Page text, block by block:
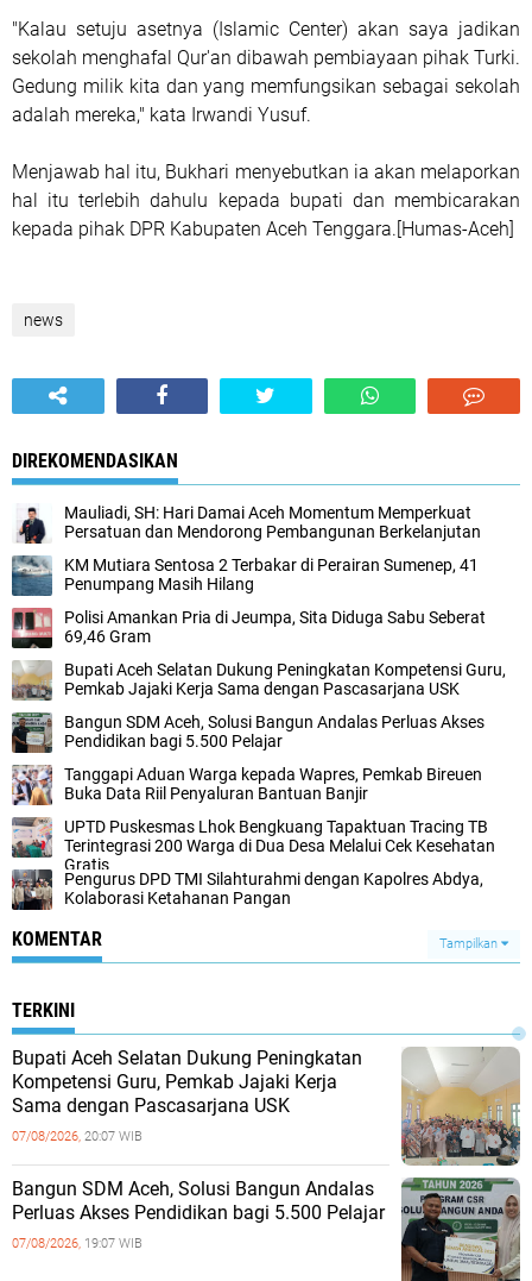
"Kalau setuju asetnya (Islamic Center) akan saya jadikan
sekolah menghafal Qur'an dibawah pembiayaan pihak Turki.
Gedung milik kita dan yang memfungsikan sebagai sekolah
adalah mereka," kata Irwandi Yusuf.
Menjawab hal itu, Bukhari menyebutkan ia akan melaporkan
hal itu terlebih dahulu kepada bupati dan membicarakan
kepada pihak DPR Kabupaten Aceh Tenggara.[Humas-Aceh]
news
DIREKOMENDASIKAN
Mauliadi, SH: Hari Damai Aceh Momentum Memperkuat
Persatuan dan Mendorong Pembangunan Berkelanjutan
KM Mutiara Sentosa 2 Terbakar di Perairan Sumenep, 41
Penumpang Masih Hilang
Polisi Amankan Pria di Jeumpa, Sita Diduga Sabu Seberat
69,46 Gram
Bupati Aceh Selatan Dukung Peningkatan Kompetensi Guru,
Pemkab Jajaki Kerja Sama dengan Pascasarjana USK
‎Bangun SDM Aceh, Solusi Bangun Andalas Perluas Akses
Pendidikan bagi 5.500 Pelajar ‎
Tanggapi Aduan Warga kepada Wapres, Pemkab Bireuen
Buka Data Riil Penyaluran Bantuan Banjir
UPTD Puskesmas Lhok Bengkuang Tapaktuan ‎Tracing TB
Terintegrasi 200 Warga di Dua Desa Melalui Cek Kesehatan
Gratis
Pengurus DPD TMI Silahturahmi dengan Kapolres Abdya,
Kolaborasi Ketahanan Pangan
KOMENTAR Tampilkan
TERKINI
Bupati Aceh Selatan Dukung Peningkatan
Kompetensi Guru, Pemkab Jajaki Kerja
Sama dengan Pascasarjana USK
07/08/2026, 20:07 WIB
‎Bangun SDM Aceh, Solusi Bangun Andalas
Perluas Akses Pendidikan bagi 5.500 Pelajar ‎
07/08/2026, 19:07 WIB